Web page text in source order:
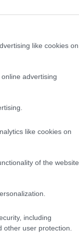
like cookies on
advertising
like cookies on
of the website
including
user protection.